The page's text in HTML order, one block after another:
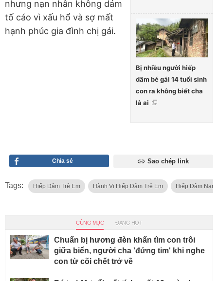
Bị nhiều người hiếp
dâm bé gái 14 tuổi sinh
con ra không biết cha
là ai
nhưng nạn nhân không dám
tố cáo vì xấu hổ và sợ mất
hạnh phúc gia đình chị gái.
Chia sẻ Sao chép link
Tags: Hiếp Dâm Trẻ Em Hành Vi Hiếp Dâm Trẻ Em Hiếp Dâm Nạn
CÙNG MỤC ĐANG HOT
Chuẩn bị hương đèn khấn tìm con trôi
giữa biển, người cha 'đứng tim' khi nghe
con từ cõi chết trở về